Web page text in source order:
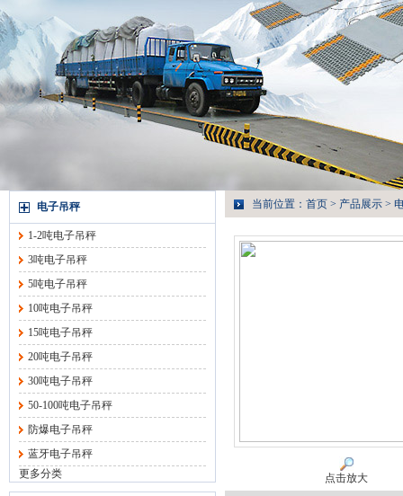
电子吊秤
1-2吨电子吊秤
3吨电子吊秤
5吨电子吊秤
10吨电子吊秤
15吨电子吊秤
20吨电子吊秤
30吨电子吊秤
50-100吨电子吊秤
防爆电子吊秤
蓝牙电子吊秤
更多分类
当前位置： 首页 > 产品展示 >
点击放大